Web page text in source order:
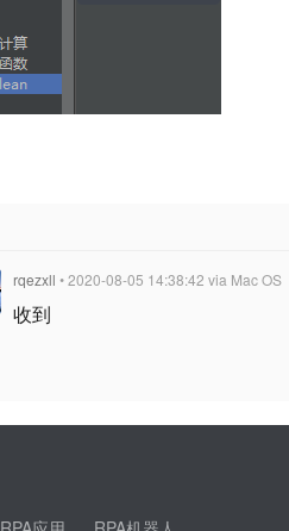
rqezxll • 2020-08-05 14:38:42 via Mac OS
收到